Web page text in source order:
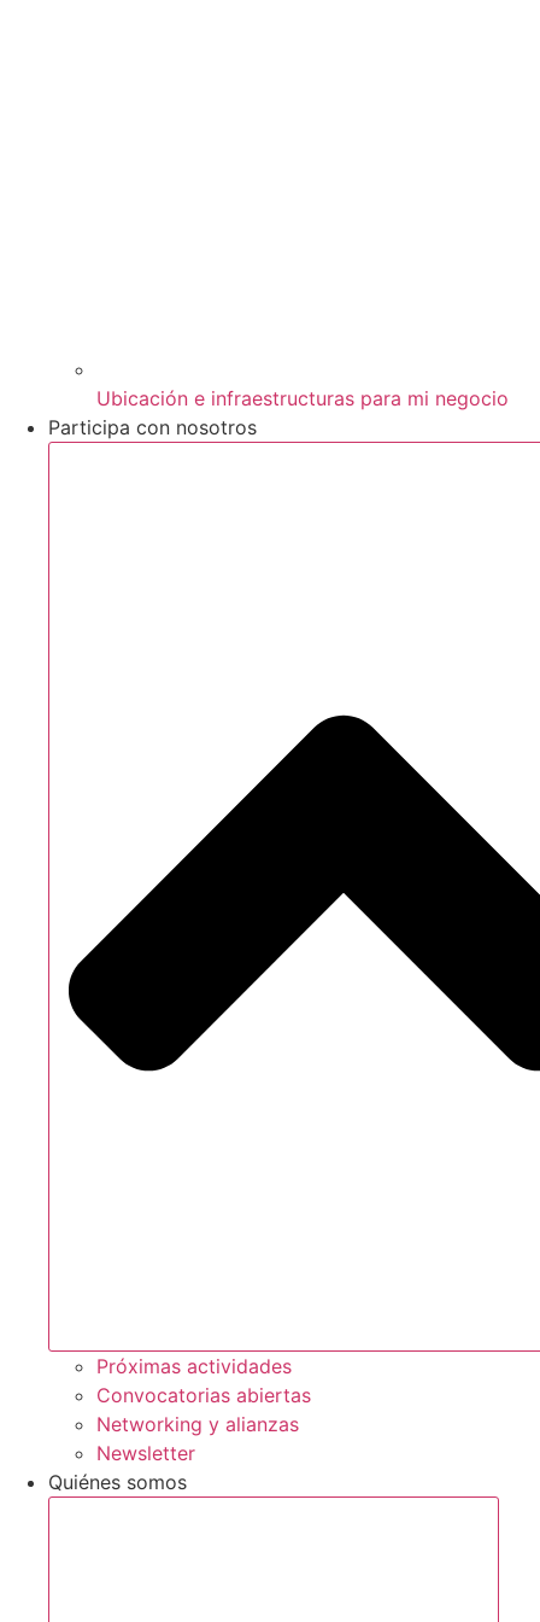
Ubicación e infraestructuras para mi negocio
Participa con nosotros
Próximas actividades
Convocatorias abiertas
Networking y alianzas
Newsletter
Quiénes somos